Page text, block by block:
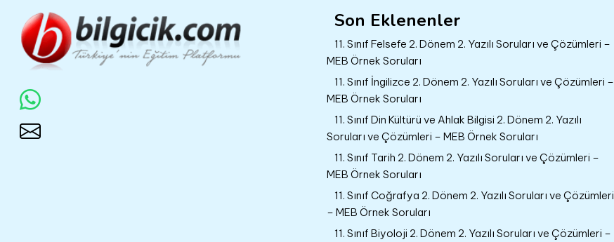
Son Eklenenler
11. Sınıf Felsefe 2. Dönem 2. Yazılı Soruları ve Çözümleri –
MEB Örnek Soruları
11. Sınıf İngilizce 2. Dönem 2. Yazılı Soruları ve Çözümleri –
MEB Örnek Soruları
11. Sınıf Din Kültürü ve Ahlak Bilgisi 2. Dönem 2. Yazılı
Soruları ve Çözümleri – MEB Örnek Soruları
11. Sınıf Tarih 2. Dönem 2. Yazılı Soruları ve Çözümleri –
MEB Örnek Soruları
11. Sınıf Coğrafya 2. Dönem 2. Yazılı Soruları ve Çözümleri
– MEB Örnek Soruları
11. Sınıf Biyoloji 2. Dönem 2. Yazılı Soruları ve Çözümleri –